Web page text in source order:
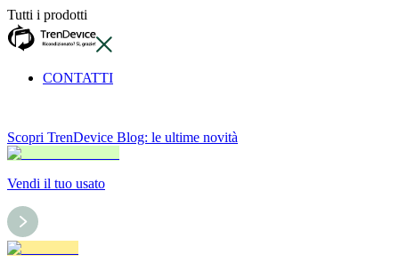
Tutti i prodotti
CONTATTI
Scopri TrenDevice Blog: le ultime novità
Vendi il tuo usato